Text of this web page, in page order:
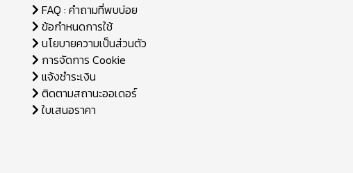
FAQ : คำถามที่พบบ่อย
ข้อกำหนดการใช้
นโยบายความเป็นส่วนตัว
การจัดการ Cookie
แจ้งชำระเงิน
ติดตามสถานะออเดอร์
ใบเสนอราคา